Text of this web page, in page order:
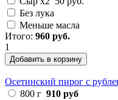
Без лука
Меньше масла
Итого: 960 руб.
1
Добавить в корзину
Осетинский пирог с
800 г 910 руб